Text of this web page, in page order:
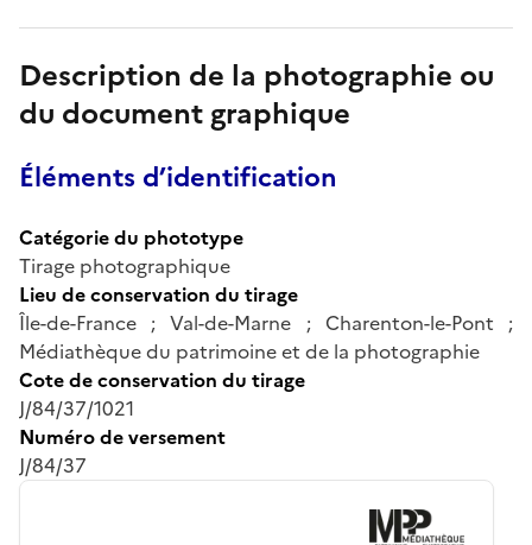
Description de la photographie ou
du document graphique
Éléments d’identification
Catégorie du phototype
Tirage photographique
Lieu de conservation du tirage
Île-de-France ; Val-de-Marne ; Charenton-le-Pont ;
Médiathèque du patrimoine et de la photographie
Cote de conservation du tirage
J/84/37/1021
Numéro de versement
J/84/37